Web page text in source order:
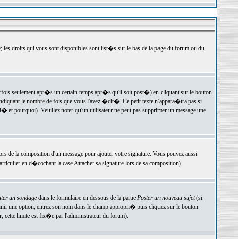
droits qui vous sont disponibles sont list�s sur le bas de la page du forum ou du
seulement apr�s un certain temps apr�s qu'il soit post�) en cliquant sur le bouton
le nombre de fois que vous l'avez �dit�. Ce petit texte n'appara�tra pas si
pourquoi). Veuillez noter qu'un utilisateur ne peut pas supprimer un message une
de la composition d'un message pour ajouter votre signature. Vous pouvez aussi
en d�cochant la case Attacher sa signature lors de sa composition).
un sondagedans le formulaire en dessous de la partie Poster un nouveau sujet(si
une option, entrez son nom dans le champ appropri� puis cliquez sur le bouton
cette limite est fix�e par l'administrateur du forum).